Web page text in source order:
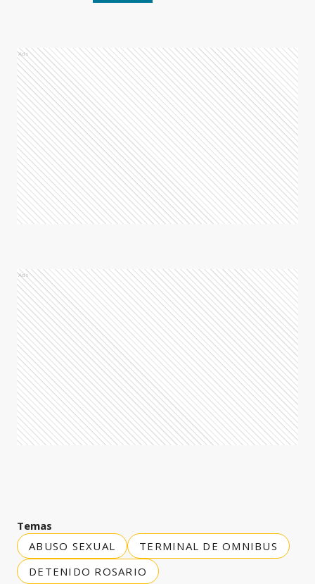
Ads
Ads
Temas
ABUSO SEXUAL
TERMINAL DE OMNIBUS
DETENIDO ROSARIO